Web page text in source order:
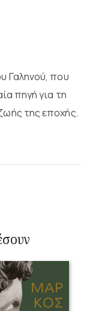
Γαληνού, που
πηγή για τη
της εποχής.